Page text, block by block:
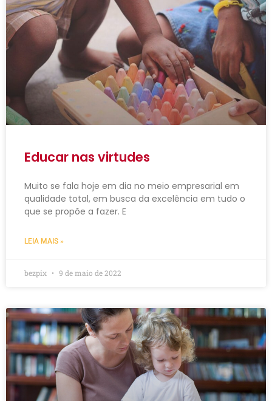
Educar nas virtudes
Muito se fala hoje em dia no meio empresarial em
qualidade total, em busca da excelência em tudo o
que se propõe a fazer. E
LEIA MAIS »
bezpix 9 de maio de 2022